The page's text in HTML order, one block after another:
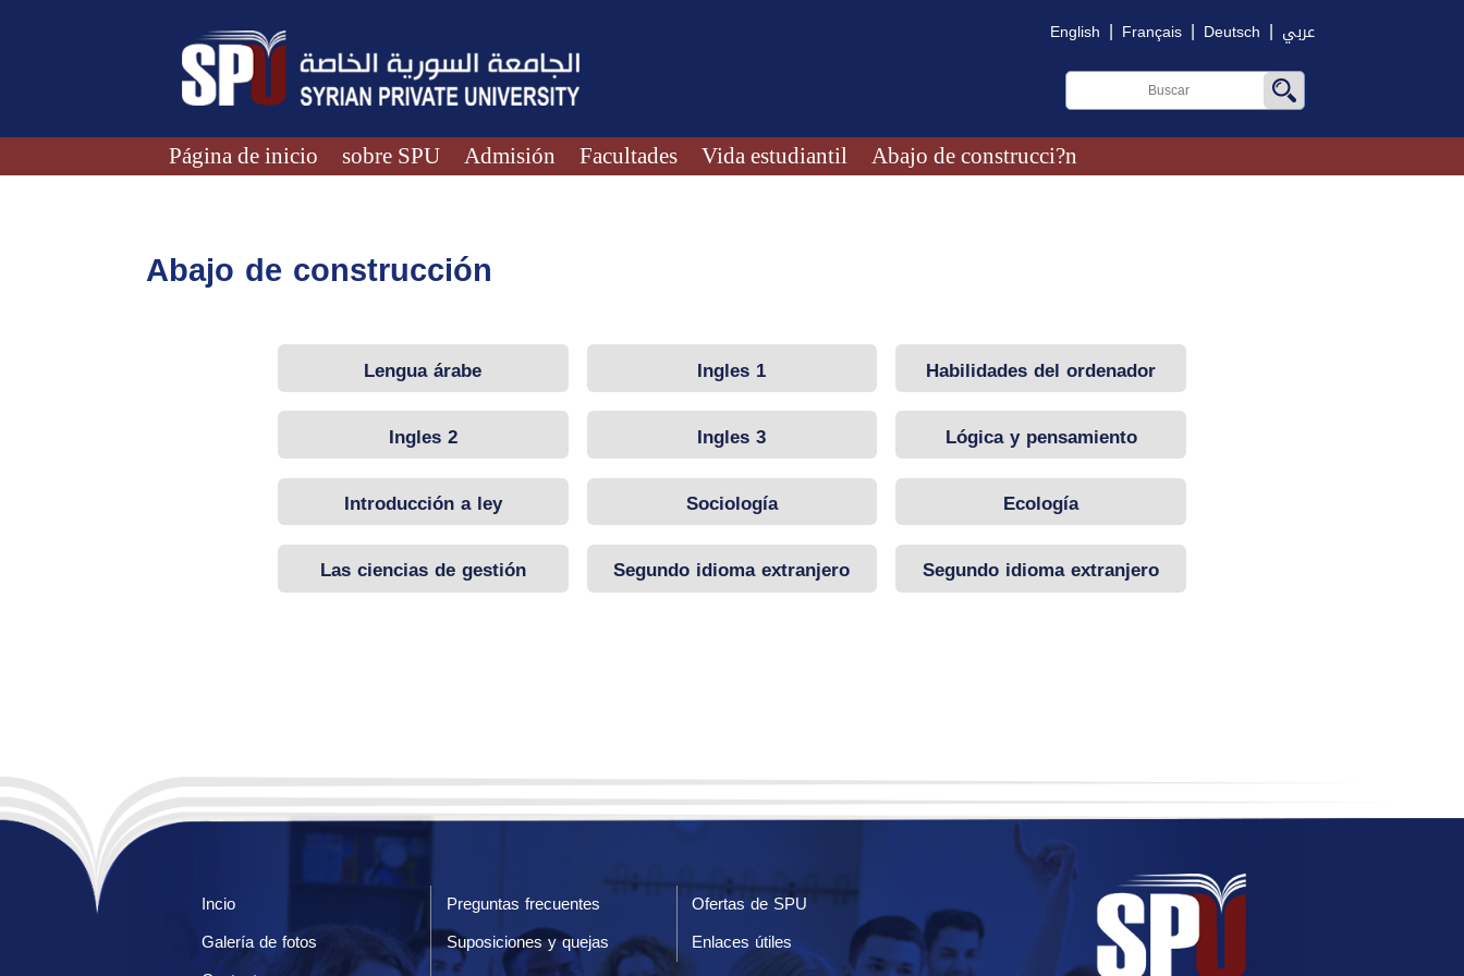
English | Français | Deutsch | عربي
Página de inicio sobre SPU Admisión Facultades Vida estudiantil Abajo de construcci?n
Abajo de construcción
Lengua árabe Ingles 1
Habilidades del ordenador
Ingles 2
Ingles 3
Lógica y pensamiento
científico
Introducción a ley
Sociología
Ecología
Las ciencias de gestión
Segundo idioma extranjero
(Frances)
Segundo idioma extranjero
(alemán)
Incio Preguntas frecuentes
Ofertas de SPU
Galería de fotos
Suposiciones y quejas
Enlaces útiles